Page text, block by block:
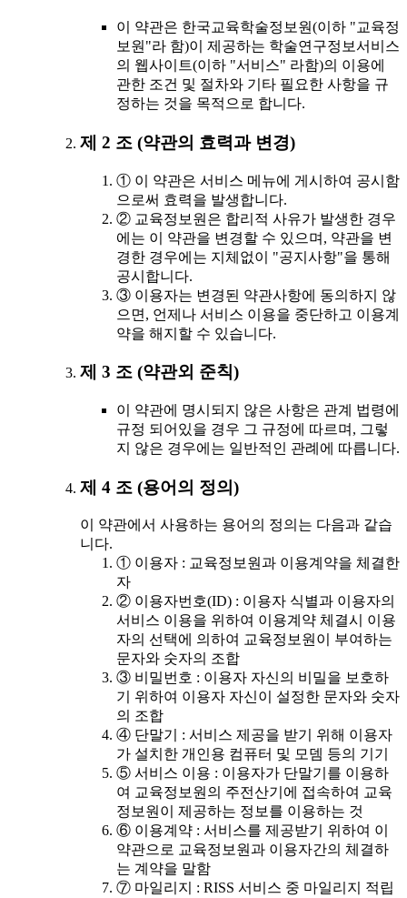
이 약관은 한국교육학술정보원(이하 "교육정
보원"라 함)이 제공하는 학술연구정보서비스
의 웹사이트(이하 "서비스" 라함)의 이용에
관한 조건 및 절차와 기타 필요한 사항을 규
정하는 것을 목적으로 합니다.
제 2 조 (약관의 효력과 변경)
① 이 약관은 서비스 메뉴에 게시하여 공시함
으로써 효력을 발생합니다.
② 교육정보원은 합리적 사유가 발생한 경우
에는 이 약관을 변경할 수 있으며, 약관을 변
경한 경우에는 지체없이 "공지사항"을 통해
공시합니다.
③ 이용자는 변경된 약관사항에 동의하지 않
으면, 언제나 서비스 이용을 중단하고 이용계
약을 해지할 수 있습니다.
제 3 조 (약관외 준칙)
이 약관에 명시되지 않은 사항은 관계 법령에
규정 되어있을 경우 그 규정에 따르며, 그렇
지 않은 경우에는 일반적인 관례에 따릅니다.
제 4 조 (용어의 정의)
이 약관에서 사용하는 용어의 정의는 다음과 같습
니다.
① 이용자 : 교육정보원과 이용계약을 체결한
자
② 이용자번호(ID) : 이용자 식별과 이용자의
서비스 이용을 위하여 이용계약 체결시 이용
자의 선택에 의하여 교육정보원이 부여하는
문자와 숫자의 조합
③ 비밀번호 : 이용자 자신의 비밀을 보호하
기 위하여 이용자 자신이 설정한 문자와 숫자
의 조합
④ 단말기 : 서비스 제공을 받기 위해 이용자
가 설치한 개인용 컴퓨터 및 모뎀 등의 기기
⑤ 서비스 이용 : 이용자가 단말기를 이용하
여 교육정보원의 주전산기에 접속하여 교육
정보원이 제공하는 정보를 이용하는 것
⑥ 이용계약 : 서비스를 제공받기 위하여 이
약관으로 교육정보원과 이용자간의 체결하
는 계약을 말함
⑦ 마일리지 : RISS 서비스 중 마일리지 적립